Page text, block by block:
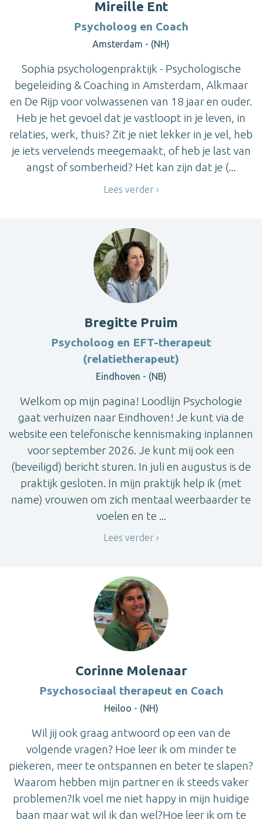
Mireille Ent
Psycholoog en Coach
Amsterdam - (NH)
Sophia psychologenpraktijk - Psychologische
begeleiding & Coaching in Amsterdam, Alkmaar
en De Rijp voor volwassenen van 18 jaar en ouder.
Heb je het gevoel dat je vastloopt in je leven, in
relaties, werk, thuis? Zit je niet lekker in je vel, heb
je iets vervelends meegemaakt, of heb je last van
angst of somberheid? Het kan zijn dat je (...
Lees verder
Bregitte Pruim
Psycholoog en EFT-therapeut
(relatietherapeut)
Eindhoven - (NB)
Welkom op mijn pagina! Loodlijn Psychologie
gaat verhuizen naar Eindhoven! Je kunt via de
website een telefonische kennismaking inplannen
voor september 2026. Je kunt mij ook een
(beveiligd) bericht sturen. In juli en augustus is de
praktijk gesloten. In mijn praktijk help ik (met
name) vrouwen om zich mentaal weerbaarder te
voelen en te ...
Lees verder
Corinne Molenaar
Psychosociaal therapeut en Coach
Heiloo - (NH)
Wil jij ook graag antwoord op een van de
volgende vragen? Hoe leer ik om minder te
piekeren, meer te ontspannen en beter te slapen?
Waarom hebben mijn partner en ik steeds vaker
problemen?Ik voel me niet happy in mijn huidige
baan maar wat wil ik dan wel?Hoe leer ik om te